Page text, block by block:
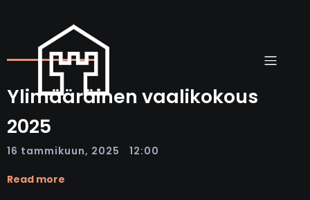
Ylimääräinen vaalikokous
2025
16 tammikuun, 2025 12:00
Read more